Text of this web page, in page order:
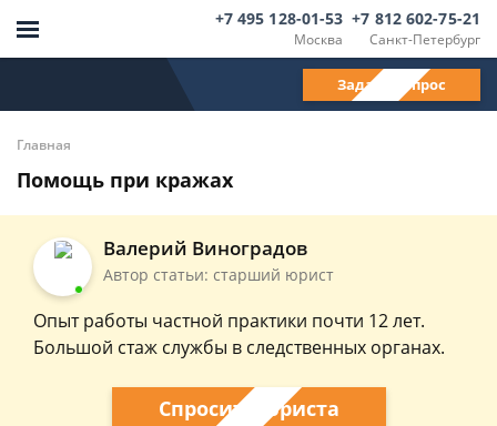
Москва
+7 495 128-01-53
Санкт-Петербург
+7 812 602-75-21
Задать вопрос
Главная
Помощь при кражах
Валерий Виноградов
Автор статьи: старший юрист
Опыт работы частной практики почти 12 лет.
Большой стаж службы в следственных органах.
Спросить юриста